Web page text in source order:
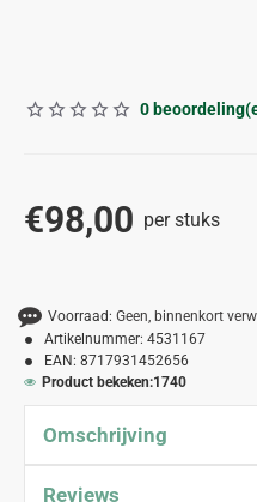
ALLEEN AFHALEN 0
€98,00 per stuks
Voorraad: Geen, binnenkort
Artikelnummer: 4531167
EAN: 8717931452656
Product bekeken:1740
Omschrijving
Reviews